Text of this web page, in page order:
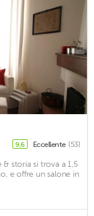
9,6 Eccellente (53)
storia si trova a 1,5
e offre un salone in